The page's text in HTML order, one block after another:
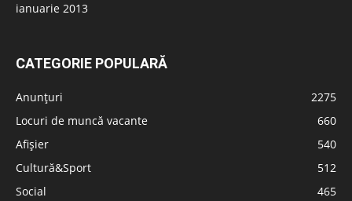
ianuarie 2013
CATEGORIE POPULARĂ
Anunțuri
2275
Locuri de muncă vacante
660
Afișier
540
Cultură&Sport
512
Social
465